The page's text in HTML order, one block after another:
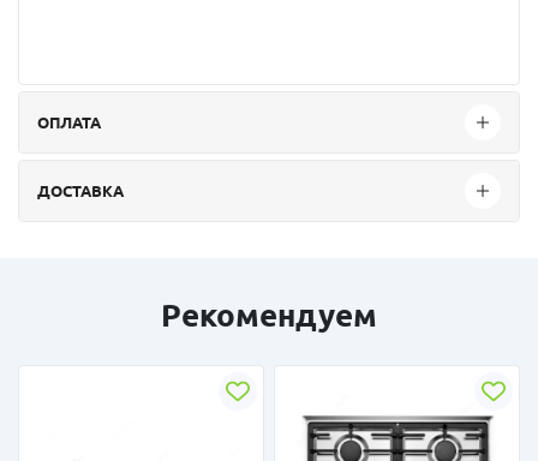
ОПЛАТА
ДОСТАВКА
Рекомендуем